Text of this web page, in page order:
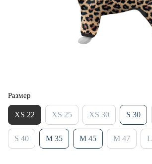
Размер
XS 22 XS 25 XS 30 S 30
S 40 M 35 M 45 M 47